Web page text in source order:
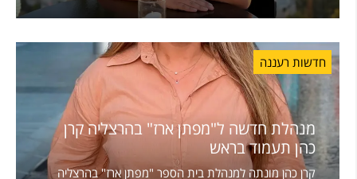
חדשות רעננה
מנהלת חדשה ל"מפתן ארז" בהרצליה קרן
כהן תעמוד בראש
קרן כהן מונתה למנהלת בית הספר "מפתן ארז" בהרצליה